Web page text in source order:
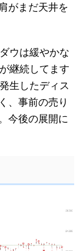
がまだ天井を
ウは緩やかな
継続してます
生したディス
、事前の売り
今後の展開に